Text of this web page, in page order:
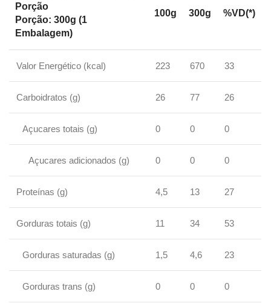
Porção
Porção: 300g (1
Embalagem)
100g 300g %VD(*)
Valor Energético (kcal) 223 670 33
Carboidratos (g) 26 77 26
Açucares totais (g) 0 0 0
Açucares adicionados (g) 0 0 0
Proteínas (g) 4,5 13 27
Gorduras totais (g) 11 34 53
Gorduras saturadas (g) 1,5 4,6 23
Gorduras trans (g) 0 0 0